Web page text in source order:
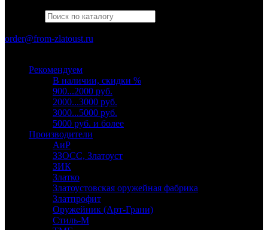
order@from-zlatoust.ru
Рекомендуем
В наличии, скидки %
900...2000 руб.
2000...3000 руб.
3000...5000 руб.
5000 руб. и более
Производители
АиР
ЗЗОСС, Златоуст
ЗИК
Златко
Златоустовская оружейная фабрика
Златпрофит
Оружейник (Арт-Грани)
Стиль-М